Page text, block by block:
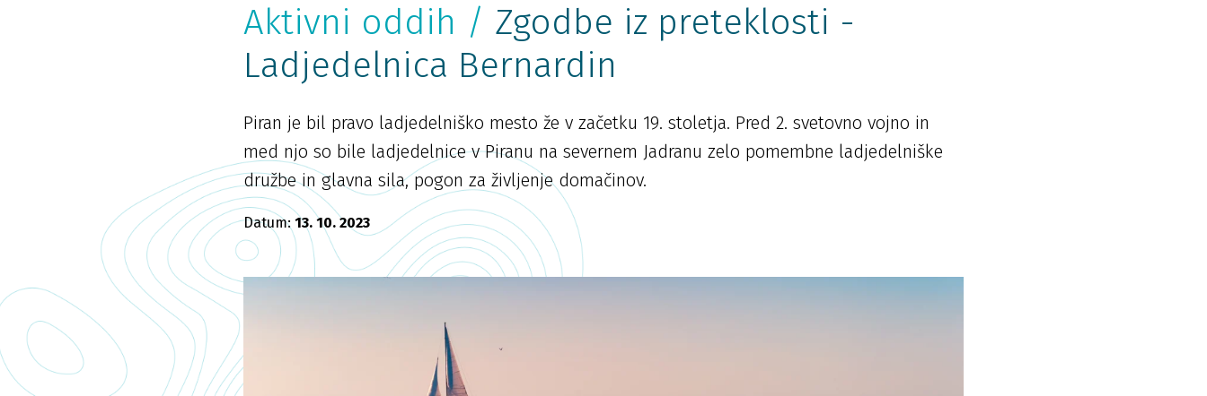
Aktivni oddih / Zgodbe iz preteklosti -
Ladjedelnica Bernardin
Piran je bil pravo ladjedelniško mesto že v začetku 19. stoletja. Pred 2. svetovno vojno in
med njo so bile ladjedelnice v Piranu na severnem Jadranu zelo pomembne ladjedelniške
družbe in glavna sila, pogon za življenje domačinov.
Datum: 13. 10. 2023